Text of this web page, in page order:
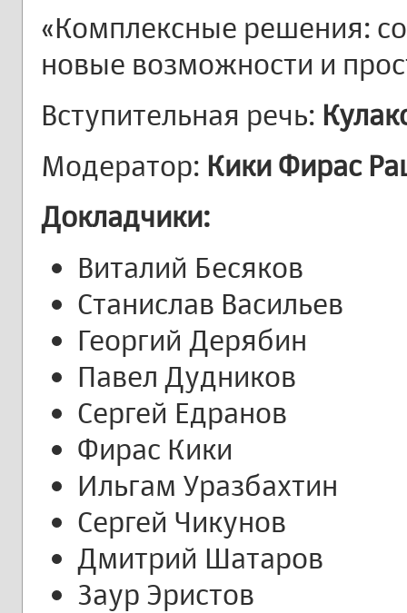
«Комплексные решения:
новые возможности и
Вступительная речь:
Модератор: Кики Фирас
Докладчики:
Виталий Бесяков
Станислав Васильев
Георгий Дерябин
Павел Дудников
Сергей Едранов
Фирас Кики
Ильгам Уразбахтин
Сергей Чикунов
Дмитрий Шатаров
Заур Эристов